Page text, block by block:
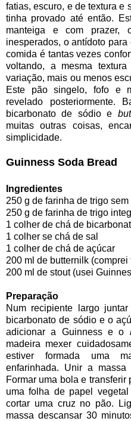
fatias, escuro, e de textura e
tinha provado até então.
manteiga e com
inesperados, o antídoto
comida é tantas vezes
voltando, a mesma
variação, mais ou menos
Este pão singelo, fofo e
revelado posteriormente.
bicarbonato de sódio e
muitas outras coisas,
simplicidade.
Guinness Soda Bread
Ingredientes
250 g de farinha de trigo sem
250 g de farinha de trigo
1 colher de chá de
1 colher se chá de sal
1 colher de chá de açúcar
200 ml de butternilk (comprei
200 ml de stout (usei
Preparação
Num recipiente largo
bicarbonato de sódio e o
adicionar a Guinness e o
madeira mexer
estiver formada uma
enfarinhada. Unir a
Formar uma bola e
uma folha de papel
cortar uma cruz no pão.
massa descansar 30